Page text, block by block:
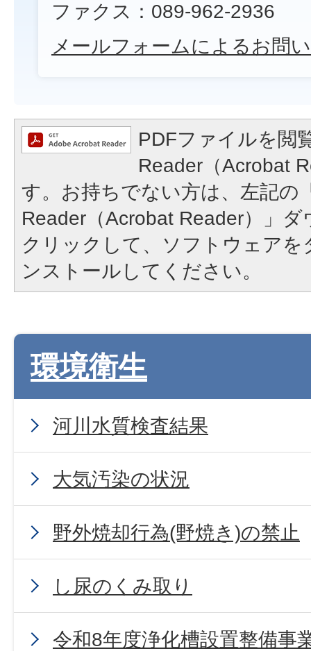
ファクス：089-962-2936
メールフォームによるお問
PDFファイルを閲
Reader（Acrobat
す。お持ちでない方は、左記の
Reader（Acrobat Reader）」
クリックして、ソフトウェア
ンストールしてください。
環境衛生
河川水質検査結果
大気汚染の状況
野外焼却行為(野焼き)の禁止
し尿のくみ取り
令和8年度浄化槽設置整備事